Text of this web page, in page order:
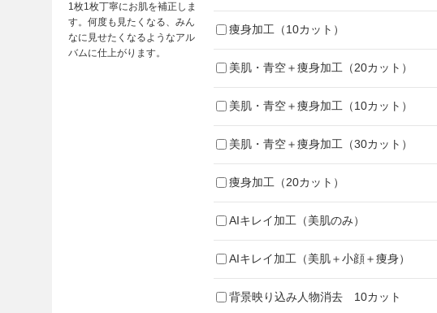
1枚1枚丁寧にお肌を補正しま
す。何度も見たくなる、みん
なに見せたくなるようなアル
バムに仕上がります。
痩身加工（10カット）
美肌・青空＋痩身加工（20カット）
美肌・青空＋痩身加工（10カット）
美肌・青空＋痩身加工（30カット）
痩身加工（20カット）
AIキレイ加工（美肌のみ）
AIキレイ加工（美肌＋小顔＋痩身）
背景映り込み人物消去 10カット